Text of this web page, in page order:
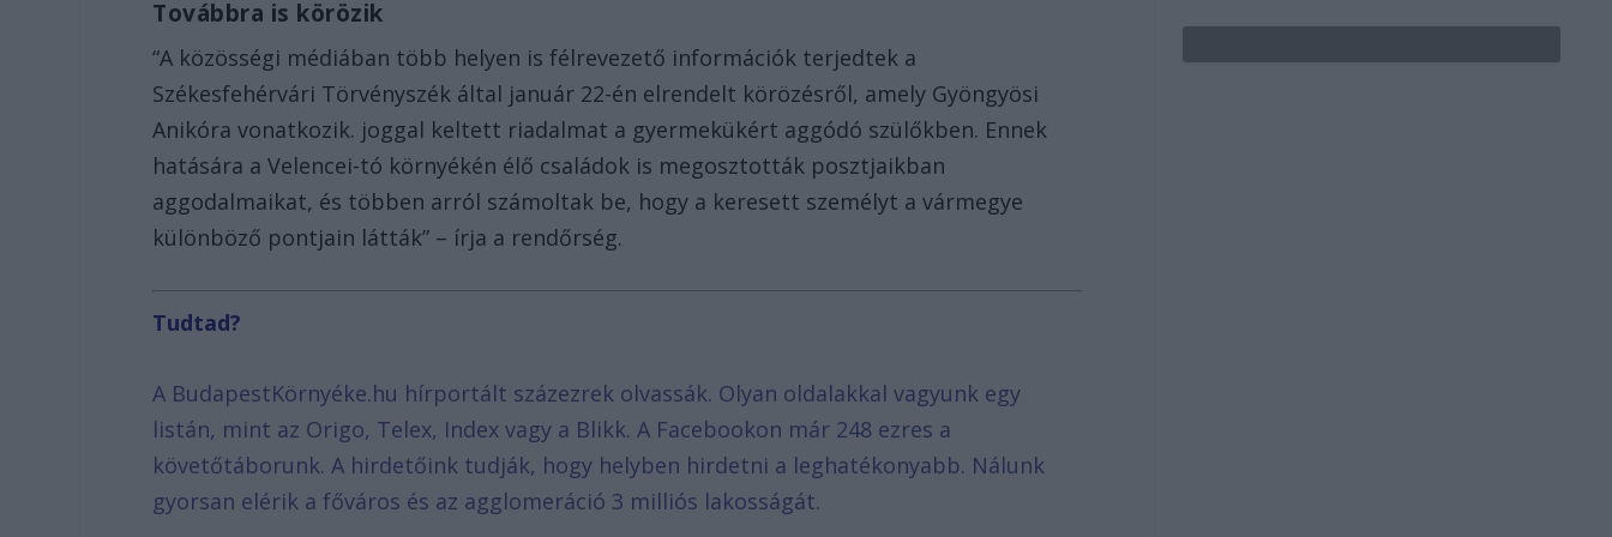
Továbbra is körözik
“A közösségi médiában több helyen is félrevezető információk terjedtek a
Székesfehérvári Törvényszék által január 22-én elrendelt körözésről, amely Gyöngyösi
Anikóra vonatkozik. joggal keltett riadalmat a gyermekükért aggódó szülőkben. Ennek
hatására a Velencei-tó környékén élő családok is megosztották posztjaikban
aggodalmaikat, és többen arról számoltak be, hogy a keresett személyt a vármegye
különböző pontjain látták” – írja a rendőrség.
Tudtad?
A BudapestKörnyéke.hu hírportált százezrek olvassák. Olyan oldalakkal vagyunk egy
listán, mint az Origo, Telex, Index vagy a Blikk. A Facebookon már 248 ezres a
követőtáborunk. A hirdetőink tudják, hogy helyben hirdetni a leghatékonyabb. Nálunk
gyorsan elérik a főváros és az agglomeráció 3 milliós lakosságát.